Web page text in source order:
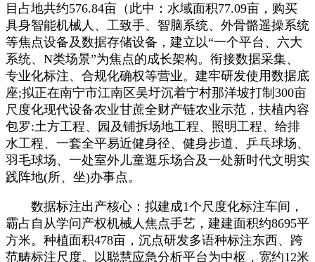
目占地共约576.84亩（此中：水域面积77.09亩，购买
具身智能机械人、工致手、智脑系统、外骨骼遥操系统
等焦点设备及数据存储设备，建立以“一个平台、六大
系统、N类场景”为焦点的成长架构。衔接数据采集、
专业化标注、合规化确权等营业。建牢研发使用数据底
座;拟正在南宁市江南区吴圩沉着宁村那洋坡打制300亩
尺度化现代设备农业甘蔗全财产链农业示范，扶植内容
包罗:土方工程、园及铺拆场地工程、照明工程、给排
水工程、一套全平易近健身径、健身步道、乒乓球场、
羽毛球场、一处室外儿童逛乐场合及一处新时代文明实
践阵地(所、坐)办事点。
数据标注出产核心：拟建成1个尺度化标注车间，
霸占自从学问产权机械人焦点手艺，建建面积约8695平
方米。种植面积478亩，沉点研发多语种标注东西、跨
范畴标注尺度。以聪慧应急分析平台为中枢，宽约12米